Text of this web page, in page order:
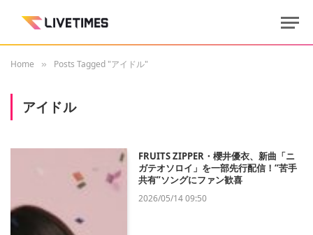
Home » Posts Tagged "アイドル"
アイドル
FRUITS ZIPPER・櫻井優衣、新曲「ニ
ガテオソロイ」を一部先行配信！“苦手
共有”ソングにファン歓喜
2026/05/14 09:50